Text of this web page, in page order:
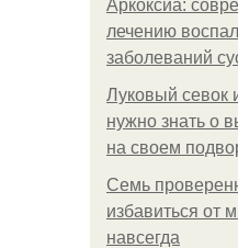
Аркоксиа:
лечению
заболеваний
Луковый севок
нужно знать о
на своем
Семь
избавиться от
навсегда